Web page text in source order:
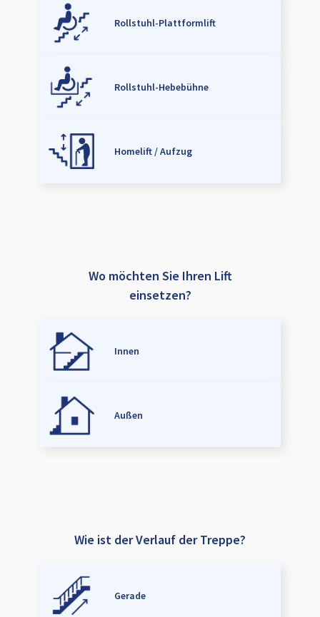
Rollstuhl-Plattformlift
Rollstuhl-Hebebühne
Homelift / Aufzug
Wo möchten Sie Ihren Lift
einsetzen?
Innen
Außen
Wie ist der Verlauf der Treppe?
Gerade